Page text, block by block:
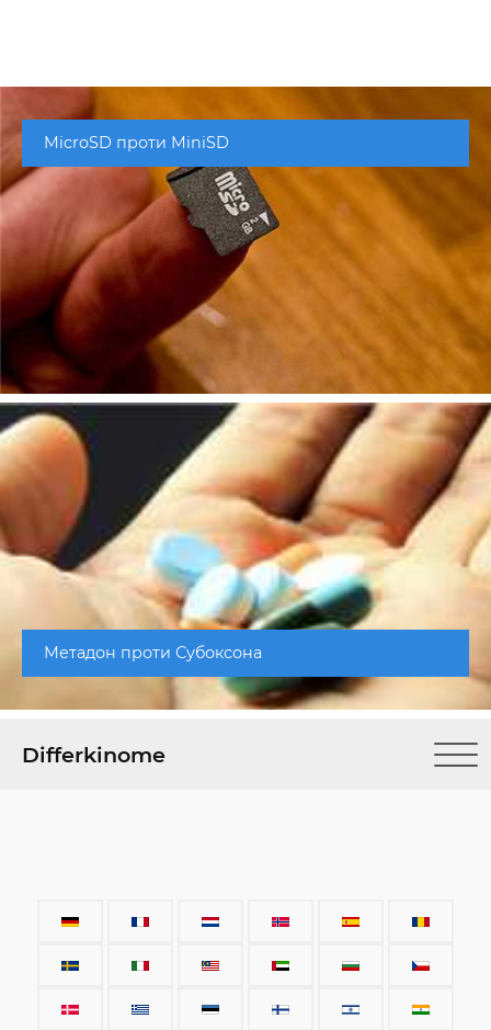
MicroSD проти MiniSD
Метадон проти Субоксона
Differkinome